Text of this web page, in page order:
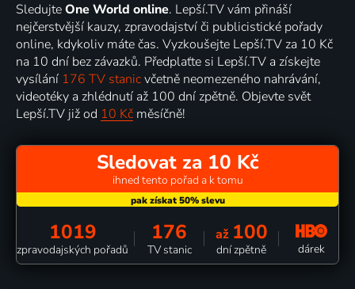
SledujteOne World online. Lepší.TV vám přináší
nejčerstvější kauzy, zpravodajství či publicistické pořady
online, kdykoliv máte čas. Vyzkoušejte Lepší.TV za 10 Kč
na 10 dní bez závazků. Předplaťte si Lepší.TV a získejte
vysílání 176 TV stanicvčetně neomezeného nahrávání,
videotéky a zhlédnutí až 100 dní zpětně. Objevte svět
Lepší.TV již od 10 Kč měsíčně!
Sledovat za 10 Kč
ihned tento pořad a k tomu
1019
zpravodajských pořadů
176
TV stanic
až 100
dní zpětně dárek